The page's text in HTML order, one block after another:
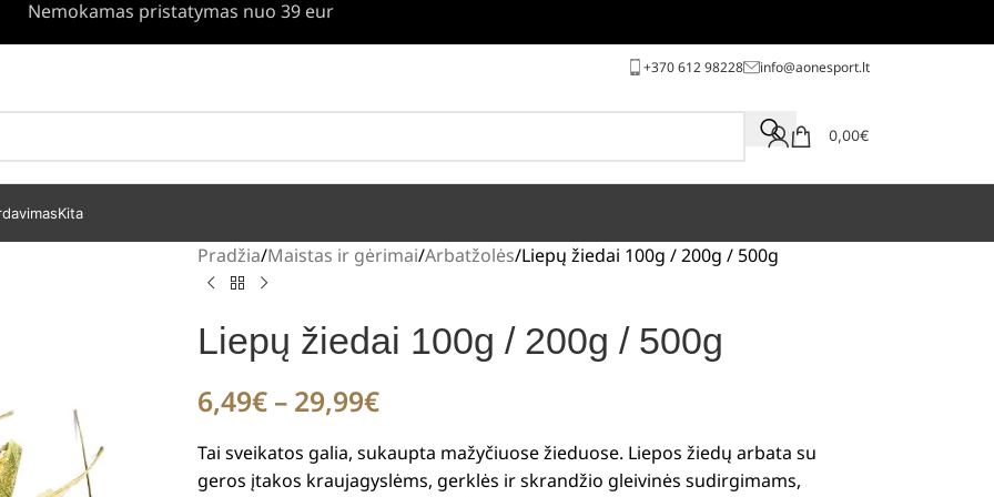
Nemokamas pristatymas nuo 39 eur
+370 612 98228 info@aonesport.lt
0,00€
Kita
Pradžia Maistas ir gėrimai Arbatžolės Liepų žiedai 100g / 200g / 500g
Liepų žiedai 100g / 200g / 500g
6,49€ – 29,99€
Tai sveikatos galia, sukaupta mažyčiuose žieduose. Liepos žiedų arbata su
geros įtakos kraujagyslėms, gerklės ir skrandžio gleivinės sudirgimams,